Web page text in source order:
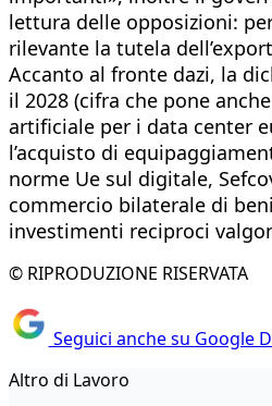
lettura delle opposizioni:
rilevante la tutela
Accanto al fronte dazi, la
il 2028 (cifra che pone
artificiale per i data center
l’acquisto di
norme Ue sul digitale,
commercio bilaterale di
investimenti reciproci
© RIPRODUZIONE RISERVATA
Seguici anche su Google
Altro di Lavoro